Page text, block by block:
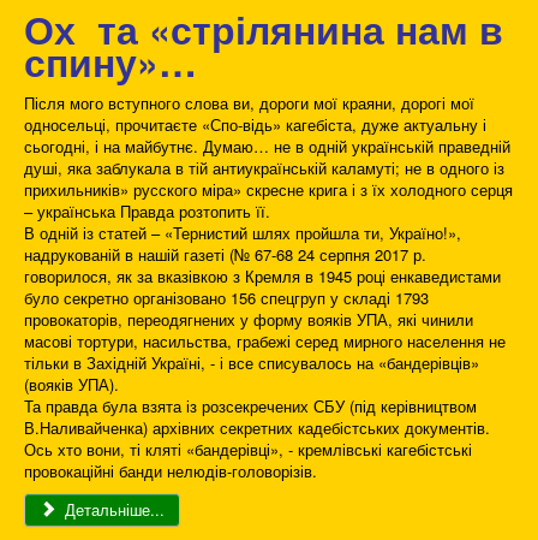
Ох та «стрілянина нам в
спину»…
Після мого вступного слова ви, дороги мої краяни, дорогі мої
односельці, прочитаєте «Спо-відь» кагебіста, дуже актуальну і
сьогодні, і на майбутнє. Думаю… не в одній українській праведній
душі, яка заблукала в тій антиукраїнській каламуті; не в одного із
прихильників» русского міра» скресне крига і з їх холодного серця
– українська Правда розтопить її.
В одній із статей – «Тернистий шлях пройшла ти, Україно!»,
надрукованій в нашій газеті (№ 67-68 24 серпня 2017 р.
говорилося, як за вказівкою з Кремля в 1945 році енкаведистами
було секретно організовано 156 спецгруп у складі 1793
провокаторів, переодягнених у форму вояків УПА, які чинили
масові тортури, насильства, грабежі серед мирного населення не
тільки в Західній Україні, - і все списувалось на «бандерівців»
(вояків УПА).
Та правда була взята із розсекречених СБУ (під керівництвом
В.Наливайченка) архівних секретних кадебістських документів.
Ось хто вони, ті кляті «бандерівці», - кремлівські кагебістські
провокаційні банди нелюдів-головорізів.
Детальніше...